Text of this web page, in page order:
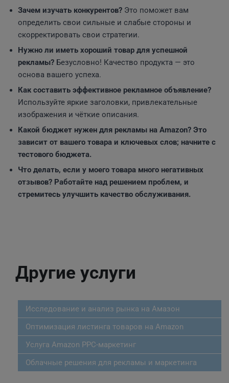
Зачем изучать конкурентов? Это поможет вам
определить свои сильные и слабые стороны и
скорректировать свои стратегии.
Нужно ли иметь хороший товар для успешной
рекламы? Безусловно! Качество продукта — это
основа вашего успеха.
Как составить эффективное рекламное объявление?
Используйте яркие заголовки, привлекательные
изображения и чёткие описания.
Какой бюджет нужен для рекламы на Amazon? Это
зависит от вашего товара и ключевых слов; начните с
тестового бюджета.
Что делать, если у моего товара много негативных
отзывов? Работайте над решением проблем, и
стремитесь улучшить качество обслуживания.
Другие услуги
Исследование и анализ рынка на Амазон
Оптимизация листинга товаров на Amazon
Услуга Amazon PPC-маркетинг
Облачные решения для рекламы и маркетинга